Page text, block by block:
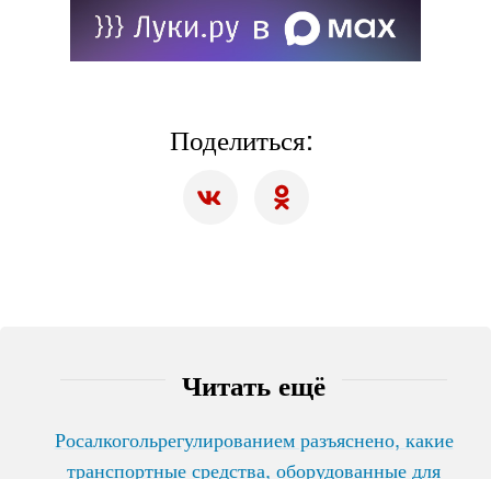
Поделиться:
Читать ещё
Росалкогольрегулированием разъяснено, какие
транспортные средства, оборудованные для